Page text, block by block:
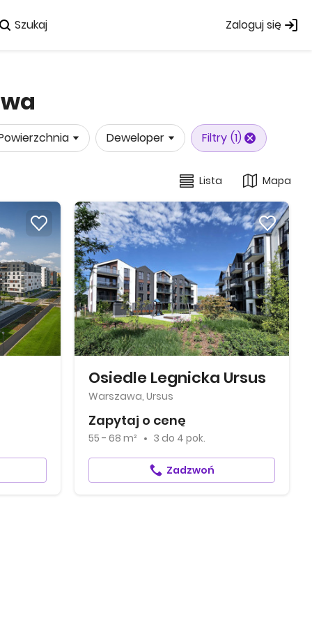
Szukaj Zaloguj się
Deweloper Filtry (1)
Lista Mapa
Osiedle Legnicka Ursus
Warszawa, Ursus
Zapytaj o cenę
55 - 68 m² 3 do 4 pok.
Zadzwoń